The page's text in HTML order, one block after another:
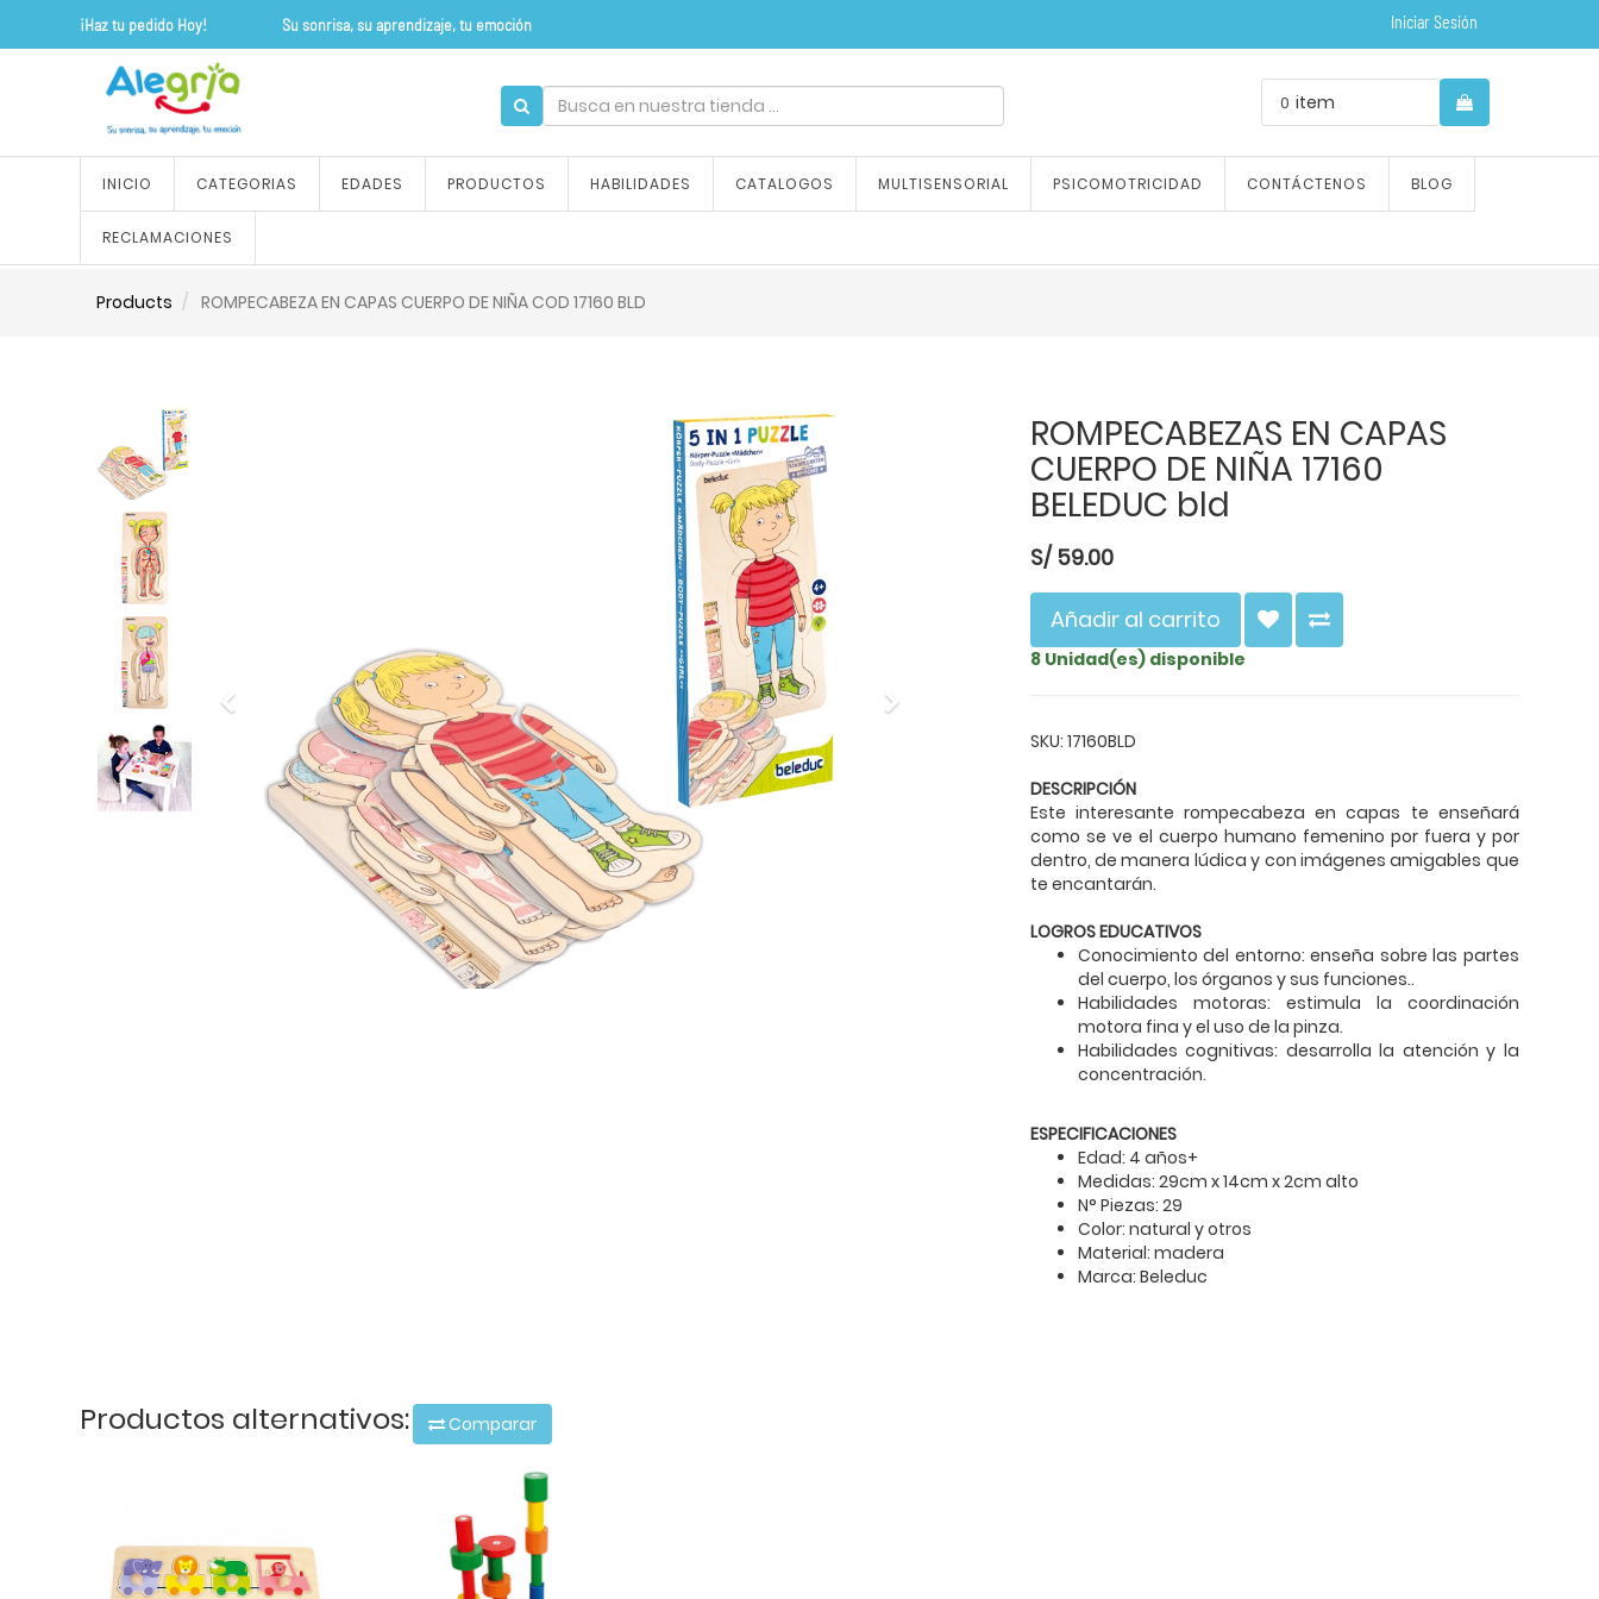
¡Haz tu pedido Hoy! Su sonrisa, su aprendizaje, tu emoción Iniciar Sesión
0 item
INICIO CATEGORIAS EDADES PRODUCTOS HABILIDADES CATALOGOS MULTISENSORIAL PSICOMOTRICIDAD CONTÁCTENOS BLOG
RECLAMACIONES
Products ROMPECABEZA EN CAPAS CUERPO DE NIÑA COD 17160 BLD
Previous Next
ROMPECABEZAS EN CAPAS
CUERPO DE NIÑA 17160
BELEDUC bld
S/ 59.00
Añadir al carrito
8 Unidad(es) disponible
SKU: 17160BLD
DESCRIPCIÓN
Este interesante rompecabeza en capas te enseñará
como se ve el cuerpo humano femenino por fuera y por
dentro, de manera lúdica y con imágenes amigables que
te encantarán.
LOGROS EDUCATIVOS
Conocimiento del entorno: enseña sobre las partes
del cuerpo, los órganos y sus funciones..
Habilidades motoras: estimula la coordinación
motora fina y el uso de la pinza.
Habilidades cognitivas: desarrolla la atención y la
concentración.
ESPECIFICACIONES
Edad: 4 años+
Medidas: 29cm x 14cm x 2cm alto
N° Piezas: 29
Color: natural y otros
Material: madera
Marca: Beleduc
Productos alternativos: Comparar